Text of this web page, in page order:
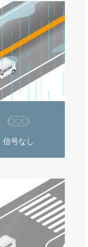
信号なし